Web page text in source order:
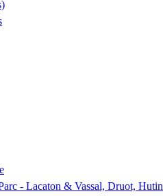
- Lacaton & Vassal, Druot, Hutin